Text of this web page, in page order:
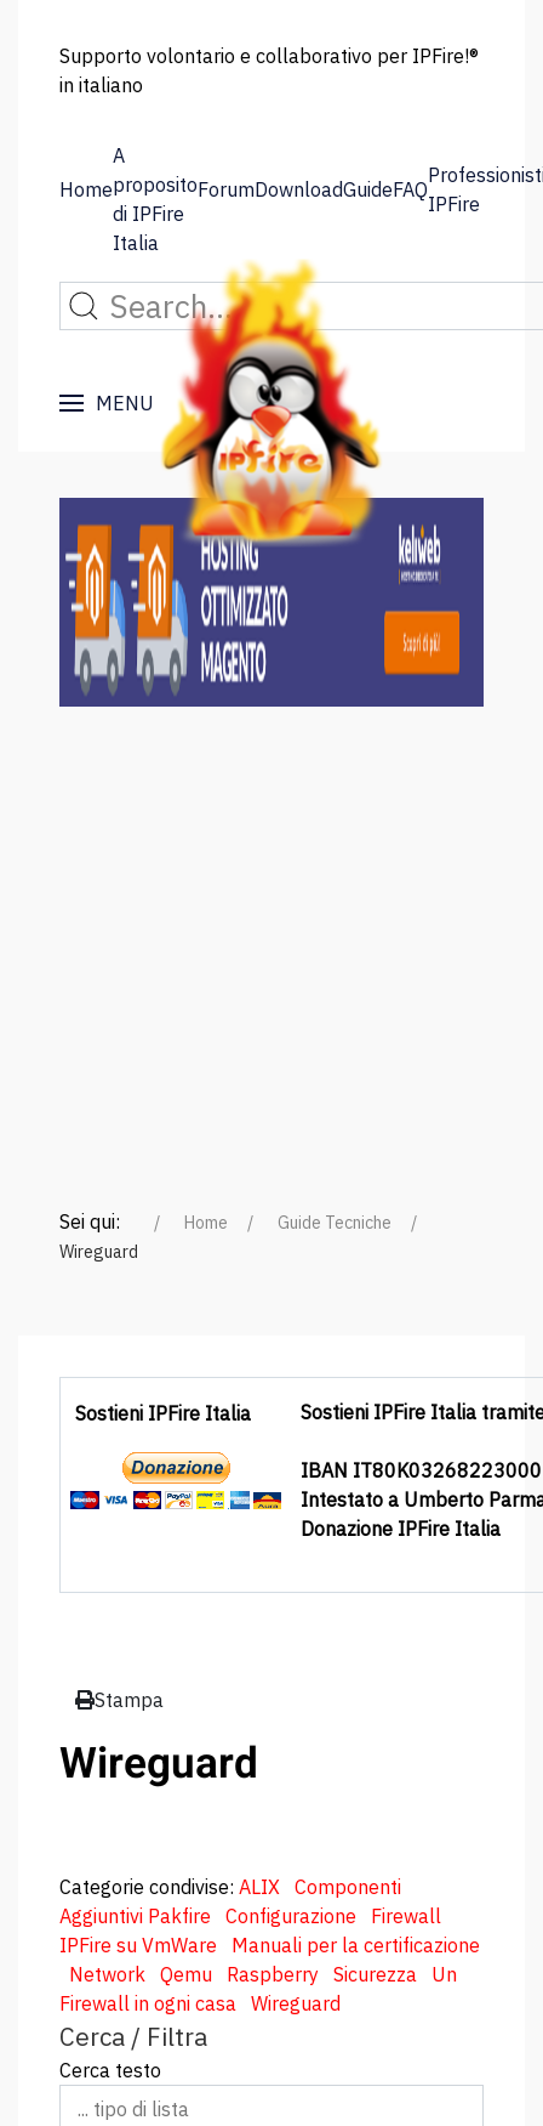
Supporto volontario e collaborativo per IPFire!®
in italiano
Home
A
proposito
di IPFire
Italia
ForumDownloadGuideFAQ
IPFire
MENU
Sei qui: Home
Guide Tecniche
Wireguard
Sostieni IPFire Italia Sostieni IPFire Italia
IBAN
Intestato a Umberto
Donazione IPFire Italia
Stampa
Wireguard
Categorie condivise: ALIX Componenti
Aggiuntivi Pakfire
Configurazione
Firewall
IPFire su VmWare
Manuali per la certificazione
Network Qemu Raspberry Sicurezza
Un
Firewall in ogni casa Wireguard
Cerca / Filtra
Cerca testo